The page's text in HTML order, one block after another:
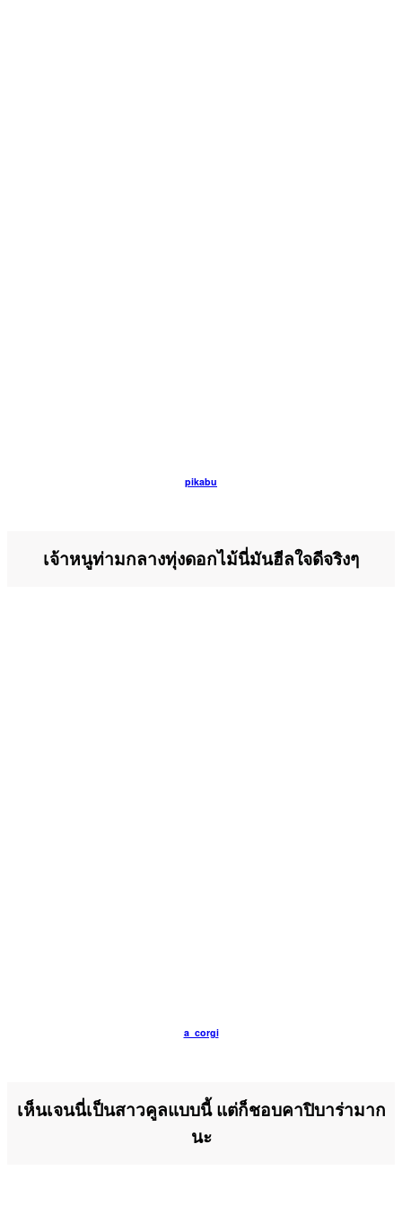
pikabu
เจ้าหนูท่ามกลางทุ่งดอกไม้นี่มันฮีลใจดีจริงๆ
a_corgi
เห็นเจนนี่เป็นสาวคูลแบบนี้ แต่ก็ชอบคาปิบาร่ามาก
นะ